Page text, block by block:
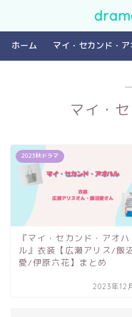
ホーム マイ・セカンド・
マイ・
2023秋ドラマ
『マイ・セカンド・アオハ
ル』衣装【広瀬アリス/飯
愛/伊原六花】まとめ
2023年12